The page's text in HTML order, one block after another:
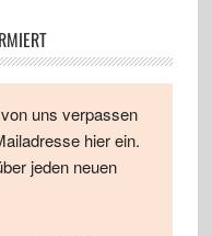
uns verpassen
hier ein.
jeden neuen